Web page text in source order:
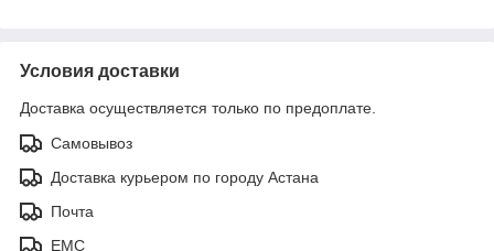
Условия доставки
Доставка осуществляется только по предоплате.
Самовывоз
Доставка курьером по городу Астана
Почта
ЕМС